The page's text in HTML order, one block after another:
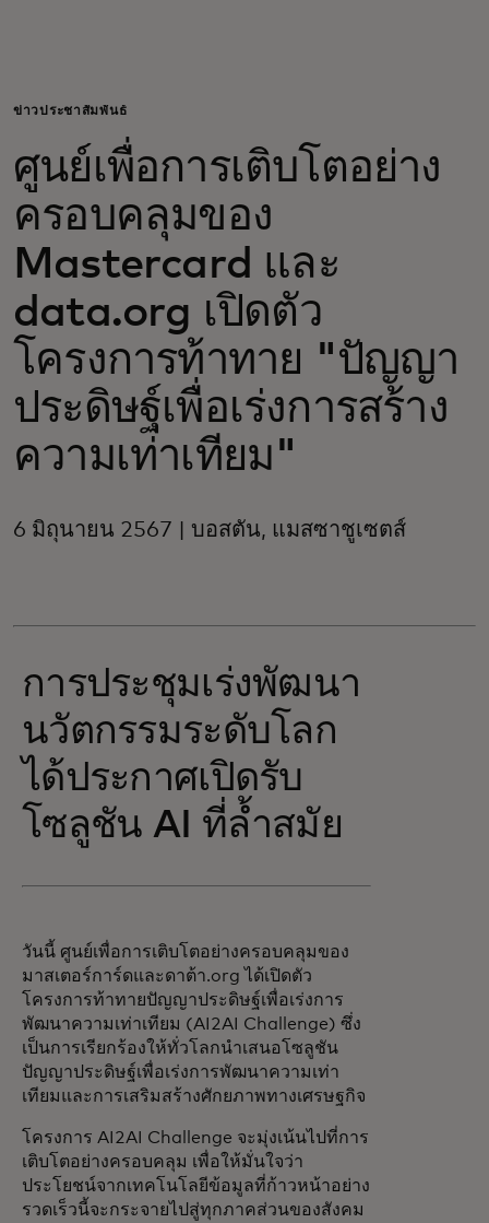
สำหรับธุรกิจ
เพื่อโลก
สำหรับผู้สร้างนวัตกรรม
ข่าวสารและแนวโน้ม
ข่าวประชาสัมพันธ์
ศูนย์เพื่อการเติบโตอย่าง
ครอบคลุมของ
Mastercard และ
data.org เปิดตัว
โครงการท้าทาย "ปัญญา
ประดิษฐ์เพื่อเร่งการสร้าง
ความเท่าเทียม"
6 มิถุนายน 2567 | บอสตัน, แมสซาชูเซตส์
การประชุมเร่งพัฒนา
นวัตกรรมระดับโลก
ได้ประกาศเปิดรับ
โซลูชัน AI ที่ล้ำสมัย
วันนี้ ศูนย์เพื่อการเติบโตอย่างครอบคลุมของ
มาสเตอร์การ์ดและดาต้า.org ได้เปิดตัว
โครงการท้าทายปัญญาประดิษฐ์เพื่อเร่งการ
พัฒนาความเท่าเทียม (AI2AI Challenge) ซึ่ง
เป็นการเรียกร้องให้ทั่วโลกนำเสนอโซลูชัน
ปัญญาประดิษฐ์เพื่อเร่งการพัฒนาความเท่า
เทียมและการเสริมสร้างศักยภาพทางเศรษฐกิจ
โครงการ AI2AI Challenge จะมุ่งเน้นไปที่การ
เติบโตอย่างครอบคลุม เพื่อให้มั่นใจว่า
ประโยชน์จากเทคโนโลยีข้อมูลที่ก้าวหน้าอย่าง
รวดเร็วนี้จะกระจายไปสู่ทุกภาคส่วนของสังคม